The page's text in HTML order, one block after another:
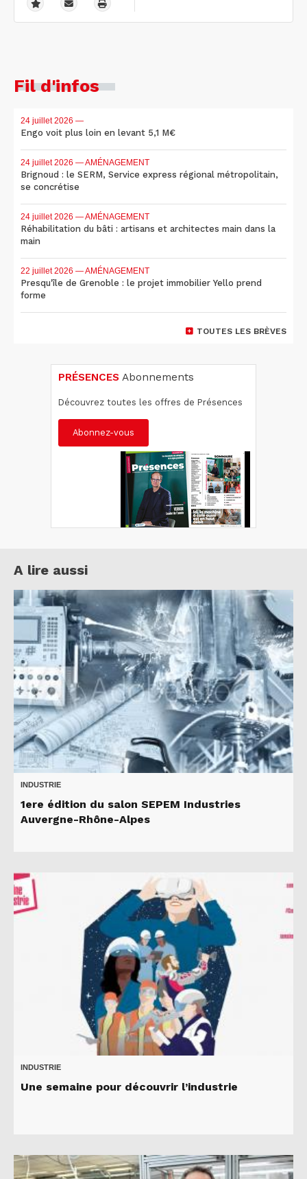
Fil d'infos
24 juillet 2026 —
Engo voit plus loin en levant 5,1 M€
24 juillet 2026 — AMÉNAGEMENT
Brignoud : le SERM, Service express régional métropolitain,
se concrétise
24 juillet 2026 — AMÉNAGEMENT
Réhabilitation du bâti : artisans et architectes main dans la
main
22 juillet 2026 — AMÉNAGEMENT
Presqu'île de Grenoble : le projet immobilier Yello prend
forme
TOUTES LES BRÈVES
PRÉSENCES Abonnements
Découvrez toutes les offres de Présences
Abonnez-vous
A lire aussi
INDUSTRIE
1ere édition du salon SEPEM Industries
Auvergne-Rhône-Alpes
INDUSTRIE
Une semaine pour découvrir l’industrie